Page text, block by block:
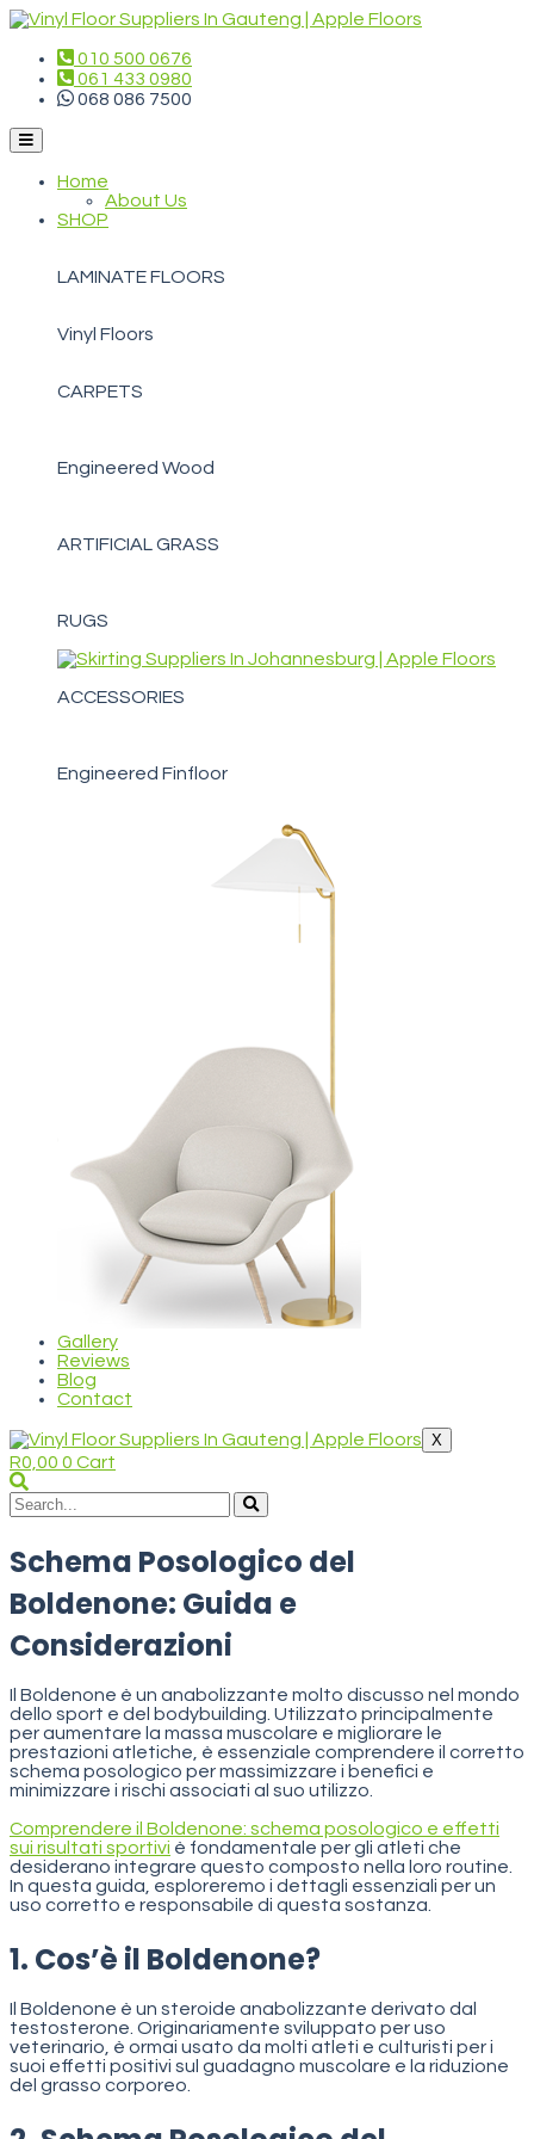
010 500 0676
061 433 0980
068 086 7500
Home
About Us
SHOP
LAMINATE FLOORS
Vinyl Floors
CARPETS
Engineered Wood
ARTIFICIAL GRASS
RUGS
ACCESSORIES
Engineered Finfloor
Gallery
Reviews
Blog
Contact
X
R0,00 0 Cart
Schema Posologico del
Boldenone: Guida e
Considerazioni
Il Boldenone è un anabolizzante molto discusso nel mondo
dello sport e del bodybuilding. Utilizzato principalmente
per aumentare la massa muscolare e migliorare le
prestazioni atletiche, è essenziale comprendere il corretto
schema posologico per massimizzare i benefici e
minimizzare i rischi associati al suo utilizzo.
Comprendere il Boldenone: schema posologico e effetti
sui risultati sportivi è fondamentale per gli atleti che
desiderano integrare questo composto nella loro routine.
In questa guida, esploreremo i dettagli essenziali per un
uso corretto e responsabile di questa sostanza.
1. Cos’è il Boldenone?
Il Boldenone è un steroide anabolizzante derivato dal
testosterone. Originariamente sviluppato per uso
veterinario, è ormai usato da molti atleti e culturisti per i
suoi effetti positivi sul guadagno muscolare e la riduzione
del grasso corporeo.